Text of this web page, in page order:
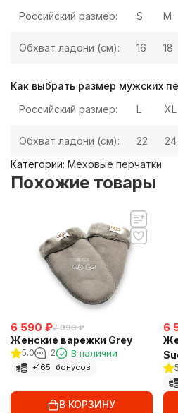
Российский размер:
S M
Обхват ладони (см): 16 18
Как выбрать размер мужских
Российский размер:
L XL
Обхват ладони (см): 22
24
Категории: Меховые перчатки
Похожие товары
6 590 ₽7 990 ₽
Женские варежки Grey
5.0 2 В наличии
+165 бонусов
В КОРЗИНУ
6